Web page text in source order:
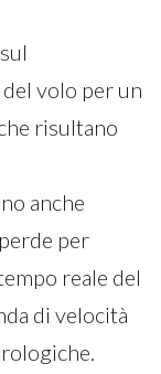
volo per un
risultano
anche
per
reale del
di velocità